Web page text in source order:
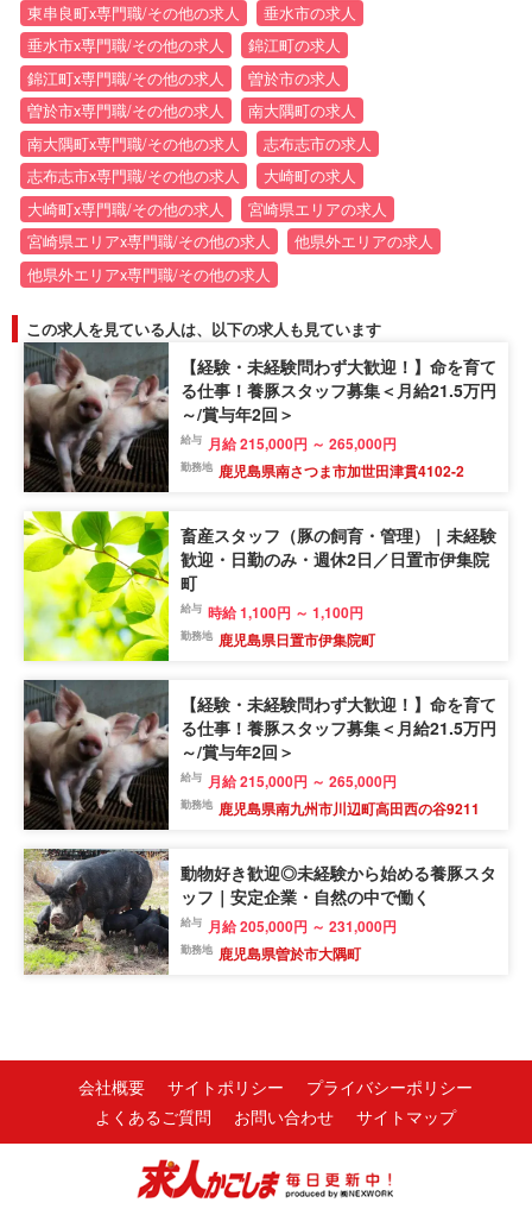
東串良町x専門職/その他の求人
垂水市の求人
垂水市x専門職/その他の求人
錦江町の求人
錦江町x専門職/その他の求人
曽於市の求人
曽於市x専門職/その他の求人
南大隅町の求人
南大隅町x専門職/その他の求人
志布志市の求人
志布志市x専門職/その他の求人
大崎町の求人
大崎町x専門職/その他の求人
宮崎県エリアの求人
宮崎県エリアx専門職/その他の求人
他県外エリアの求人
他県外エリアx専門職/その他の求人
この求人を見ている人は、以下の求人も見ています
【経験・未経験問わず大歓迎！】命を育て
る仕事！養豚スタッフ募集＜月給21.5万円
～/賞与年2回＞
給与 月給 215,000円 ～ 265,000円
勤務地 鹿児島県南さつま市加世田津貫4102-2
畜産スタッフ（豚の飼育・管理）｜未経験
歓迎・日勤のみ・週休2日／日置市伊集院
町
給与 時給 1,100円 ～ 1,100円
勤務地 鹿児島県日置市伊集院町
【経験・未経験問わず大歓迎！】命を育て
る仕事！養豚スタッフ募集＜月給21.5万円
～/賞与年2回＞
給与 月給 215,000円 ～ 265,000円
勤務地 鹿児島県南九州市川辺町高田西の谷9211
動物好き歓迎◎未経験から始める養豚スタ
ッフ｜安定企業・自然の中で働く
給与 月給 205,000円 ～ 231,000円
勤務地 鹿児島県曽於市大隅町
会社概要 サイトポリシー
プライバシーポリシー
よくあるご質問
お問い合わせ サイトマップ